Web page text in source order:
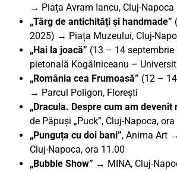
→ Piața Avram Iancu, Cluj-Napoca
„Târg de antichități și handmade”
2025) → Piața Muzeului, Cluj-
„Hai la joacă” (13 – 14 septembrie
pietonală Kogălniceanu –
„România cea Frumoasă” (12 –
→ Parcul Poligon, Florești
„Dracula. Despre cum am devenit
de Păpuși „Puck”, Cluj-Napoca,
„Punguța cu doi bani”, Anima Art
Cluj-Napoca, ora 11.00
„Bubble Show” → MINA, Cluj-